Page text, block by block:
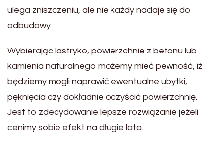
ulega zniszczeniu, ale nie każdy nadaje się do
odbudowy.
Wybierając lastryko, powierzchnie z betonu lub
kamienia naturalnego możemy mieć pewność, iż
będziemy mogli naprawić ewentualne ubytki,
pęknięcia czy dokładnie oczyścić powierzchnię.
Jest to zdecydowanie lepsze rozwiązanie jeżeli
cenimy sobie efekt na długie lata.